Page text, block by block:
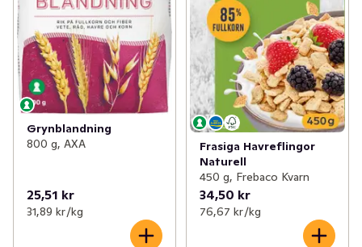
Grynblandning
800 g, AXA
25,51 kr
31,89 kr /kg
Frasiga Havreflingor
Naturell
450 g, Frebaco Kvarn
34,50 kr
76,67 kr /kg